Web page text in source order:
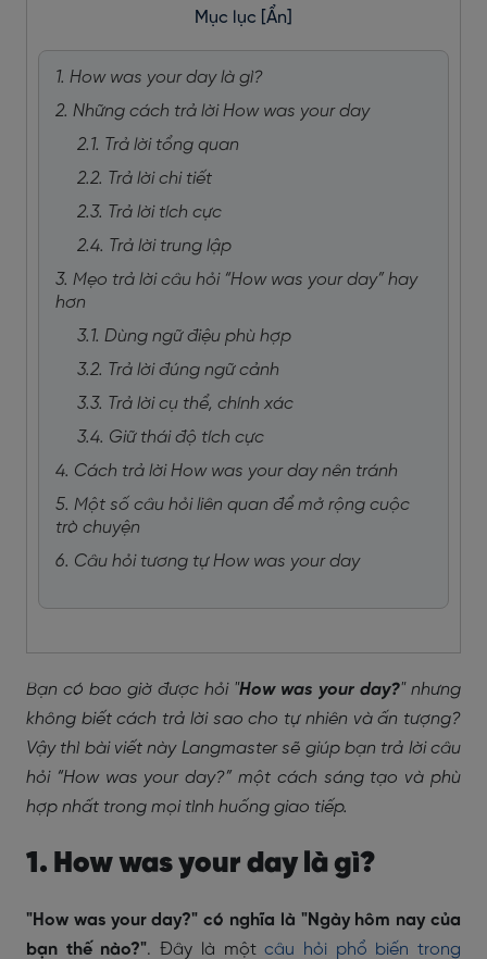
Mục lục [Ẩn]
1. How was your day là gì?
2. Những cách trả lời How was your day
2.1. Trả lời tổng quan
2.2. Trả lời chi tiết
2.3. Trả lời tích cực
2.4. Trả lời trung lập
3. Mẹo trả lời câu hỏi “How was your day” hay
hơn
3.1. Dùng ngữ điệu phù hợp
3.2. Trả lời đúng ngữ cảnh
3.3. Trả lời cụ thể, chính xác
3.4. Giữ thái độ tích cực
4. Cách trả lời How was your day nên tránh
5. Một số câu hỏi liên quan để mở rộng cuộc
trò chuyện
6. Câu hỏi tương tự How was your day
Bạn có bao giờ được hỏi "How was your day?" nhưng
không biết cách trả lời sao cho tự nhiên và ấn tượng?
Vậy thì bài viết này Langmaster sẽ giúp bạn trả lời câu
hỏi “How was your day?” một cách sáng tạo và phù
hợp nhất trong mọi tình huống giao tiếp.
1. How was your day là gì?
"How was your day?" có nghĩa là "Ngày hôm nay của
bạn thế nào?". Đây là mộtcâu hỏi phổ biến trong